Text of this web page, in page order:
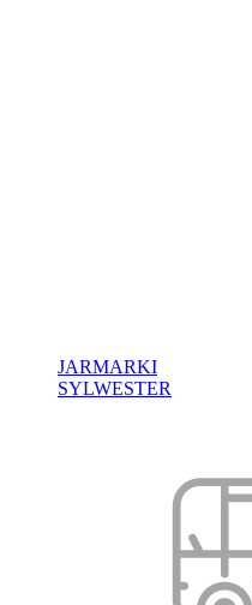
JARMARKI
SYLWESTER